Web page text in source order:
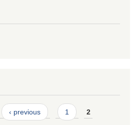
‹ previous 1 2